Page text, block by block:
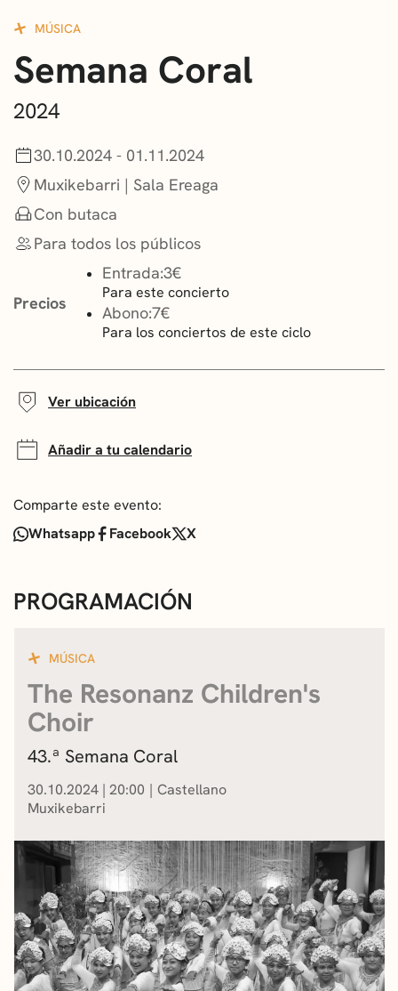
CONVOCATORIAS
NOTICIAS
GETXO KULTURA
ASOCIACIONES CULTURALES
MÚSICA
Semana Coral
2024
30.10.2024 - 01.11.2024
Muxikebarri | Sala Ereaga
Con butaca
Para todos los públicos
Precios
Entrada:3€
Para este concierto
Abono:7€
Para los conciertos de este ciclo
Ver ubicación
Añadir a tu calendario
Comparte este evento:
Whatsapp
Facebook X
PROGRAMACIÓN
MÚSICA
The Resonanz Children's
Choir
43.ª Semana Coral
30.10.2024 | 20:00
Castellano
Muxikebarri